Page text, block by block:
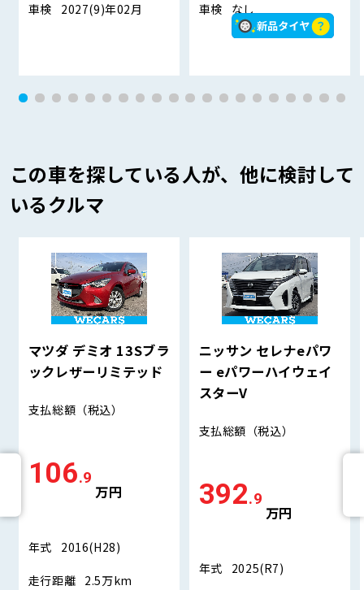
車検 2027(9)年02月 車検 なし
この車を探している人が、他に検討して
いるクルマ
マツダ デミオ 13Sブラ
ックレザーリミテッド
支払総額 （税込）
106.9
万円
年式 2016(H28)
走行距離 2.5万km
ニッサン セレナeパワ
ー eパワーハイウェイ
スターV
支払総額 （税込）
392.9
万円
年式 2025(R7)